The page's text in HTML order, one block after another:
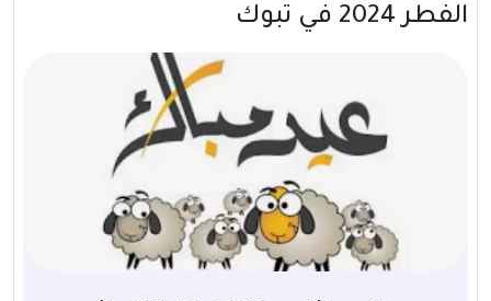
الفطر 2024 في تبوك